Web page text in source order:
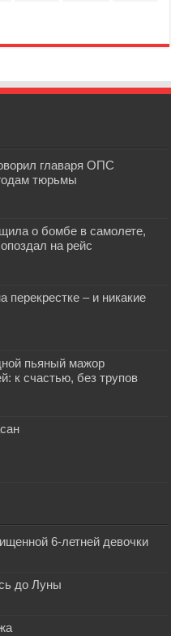
главаря ОПС
тюрьмы
о бомбе в самолете,
на рейс
перекрестке – и никакие
пьяный мажор
к счастью, без трупов
6-летней девочки
до Луны